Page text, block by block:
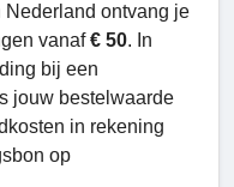
ontvang je
vanaf€ 50. In
bij een
jouw bestelwaarde
in rekening
op